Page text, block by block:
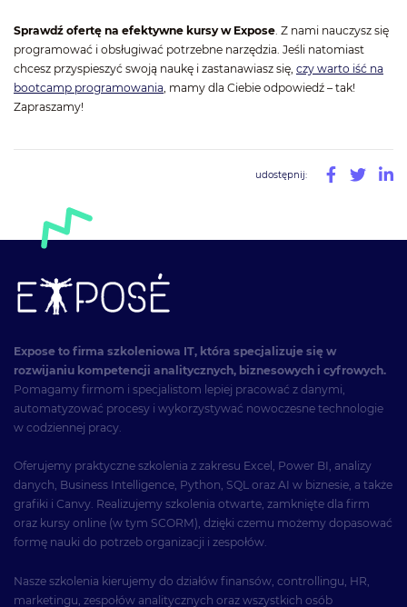
Sprawdź ofertę na efektywne kursy w Expose. Z nami nauczysz się
programować i obsługiwać potrzebne narzędzia. Jeśli natomiast
chcesz przyspieszyć swoją naukę i zastanawiasz się, czy warto iść na
bootcamp programowania, mamy dla Ciebie odpowiedź – tak!
Zapraszamy!
udostępnij:
Expose to firma szkoleniowa IT, która specjalizuje się w
rozwijaniu kompetencji analitycznych, biznesowych i cyfrowych.
Pomagamy firmom i specjalistom lepiej pracować z danymi,
automatyzować procesy i wykorzystywać nowoczesne technologie
w codziennej pracy.
Oferujemy praktyczne szkolenia z zakresu Excel, Power BI, analizy
danych, Business Intelligence, Python, SQL oraz AI w biznesie, a także
grafiki i Canvy. Realizujemy szkolenia otwarte, zamknięte dla firm
oraz kursy online (w tym SCORM), dzięki czemu możemy dopasować
formę nauki do potrzeb organizacji i zespołów.
Nasze szkolenia kierujemy do działów finansów, controllingu, HR,
marketingu, zespołów analitycznych oraz wszystkich osób